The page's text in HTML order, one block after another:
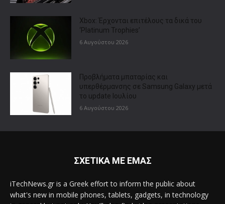
Xbox: Έρχονται επιτέλους τα δικά του
‘Platinum Trophies’
6 Αυγούστου 2026
Προβλήματα μπαταρίας και
υπερθέρμανσης σε Samsung Galaxy μετά
το update Ιουλίου
6 Αυγούστου 2026
ΣΧΕΤΙΚΑ ΜΕ ΕΜΑΣ
iTechNews.gr is a Greek effort to inform the public about
what's new in mobile phones, tablets, gadgets, in technology